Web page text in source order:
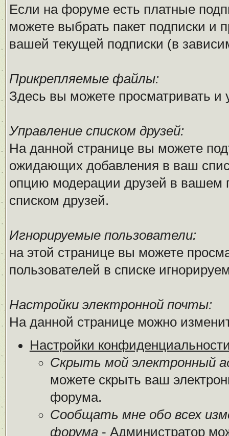
Если на форуме есть платные
можете выбрать пакет подписки и
вашей текущей подписки (в
Прикрепляемые файлы:
Здесь вы можете просматривать
Управление списком друзей:
На данной странице вы можете
ожидающих добавления в ваш
опцию модерации друзей в вашем
списком друзей.
Игнорируемые пользователи:
на этой странице вы можете
пользователей в списке
Настройки электронной почты:
На данной странице можно
Настройки
Скрыть мой электронный
можете скрыть ваш
форума.
Сообщать мне обо всех
форума- Администратор